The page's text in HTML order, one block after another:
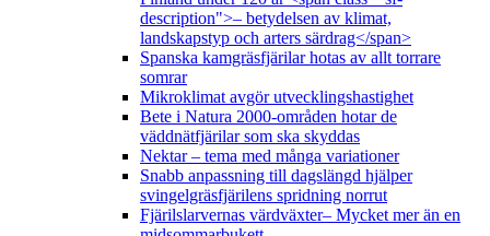
description">– betydelsen av klimat,
landskapstyp och arters särdrag</span>
Spanska kamgräsfjärilar hotas av allt torrare
somrar
Mikroklimat avgör utvecklingshastighet
Bete i Natura 2000-områden hotar de
väddnätfjärilar som ska skyddas
Nektar – tema med många variationer
Snabb anpassning till dagslängd hjälper
svingelgräsfjärilens spridning norrut
Fjärilslarvernas värdväxter– Mycket mer än en